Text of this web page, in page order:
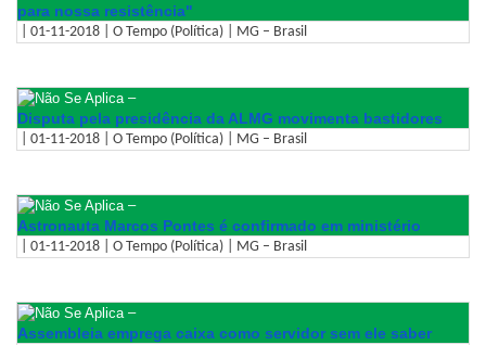
para nossa resistência"
| 01-11-2018 | O Tempo (Política) | MG – Brasil
–
Disputa pela presidência da ALMG movimenta bastidores
| 01-11-2018 | O Tempo (Política) | MG – Brasil
–
Astronauta Marcos Pontes é confirmado em ministério
| 01-11-2018 | O Tempo (Política) | MG – Brasil
–
Assembleia emprega caixa como servidor sem ele saber